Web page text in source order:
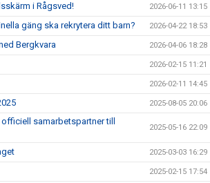
i Rågsved! 2026-06-11 13:15
gäng ska rekrytera ditt barn? 2026-04-22 18:53
Bergkvara 2026-04-06 18:28
2026-02-15 11:21
2026-02-11 14:45
2025-08-05 20:06
samarbetspartner till
2025-05-16 22:09
2025-03-03 16:29
2025-02-15 17:54